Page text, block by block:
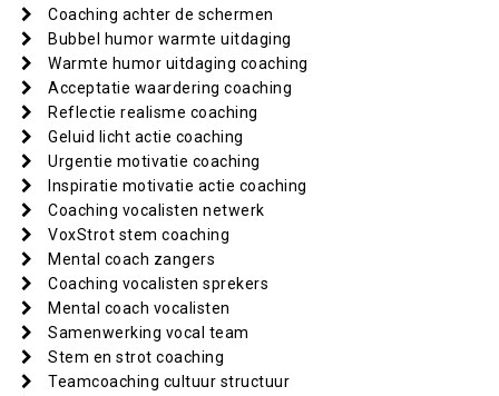
Coaching achter de schermen
Bubbel humor warmte uitdaging
Warmte humor uitdaging coaching
Acceptatie waardering coaching
Reflectie realisme coaching
Geluid licht actie coaching
Urgentie motivatie coaching
Inspiratie motivatie actie coaching
Coaching vocalisten netwerk
VoxStrot stem coaching
Mental coach zangers
Coaching vocalisten sprekers
Mental coach vocalisten
Samenwerking vocal team
Stem en strot coaching
Teamcoaching cultuur structuur